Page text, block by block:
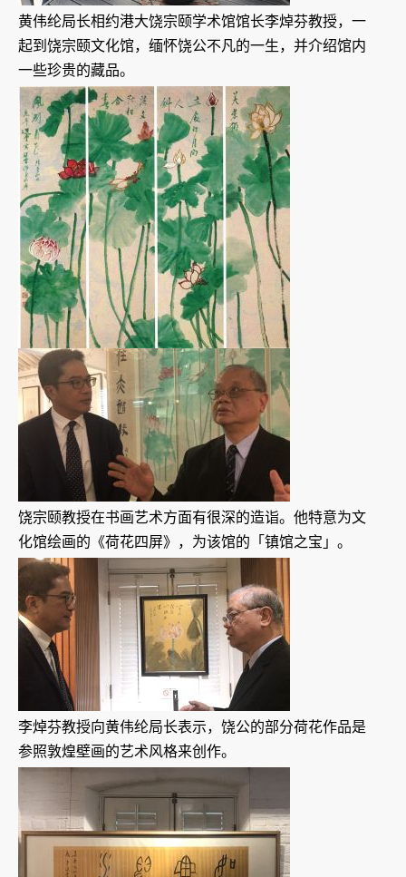
黄伟纶局长相约港大饶宗颐学术馆馆长李焯芬教授，一
起到饶宗颐文化馆，缅怀饶公不凡的一生，并介绍馆内
一些珍贵的藏品。
饶宗颐教授在书画艺术方面有很深的造诣。他特意为文
化馆绘画的《荷花四屏》，为该馆的「镇馆之宝」。
李焯芬教授向黄伟纶局长表示，饶公的部分荷花作品是
参照敦煌壁画的艺术风格来创作。